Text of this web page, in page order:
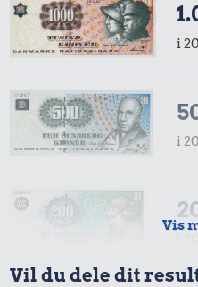
i
i
Vis
Vil du dele dit